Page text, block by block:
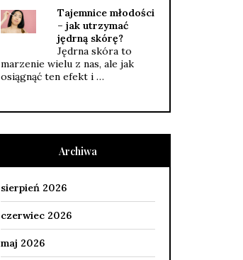
Tajemnice młodości
– jak utrzymać
jędrną skórę?
Jędrna skóra to
marzenie wielu z nas, ale jak
osiągnąć ten efekt i …
Archiwa
sierpień 2026
czerwiec 2026
maj 2026